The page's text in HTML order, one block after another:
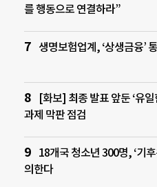
를 행동으로 연결하라”
생명보험업계, ‘상생금융’
[화보] 최종 발표 앞둔 ‘유
과제 막판 점검
18개국 청소년 300명, ‘기
의한다